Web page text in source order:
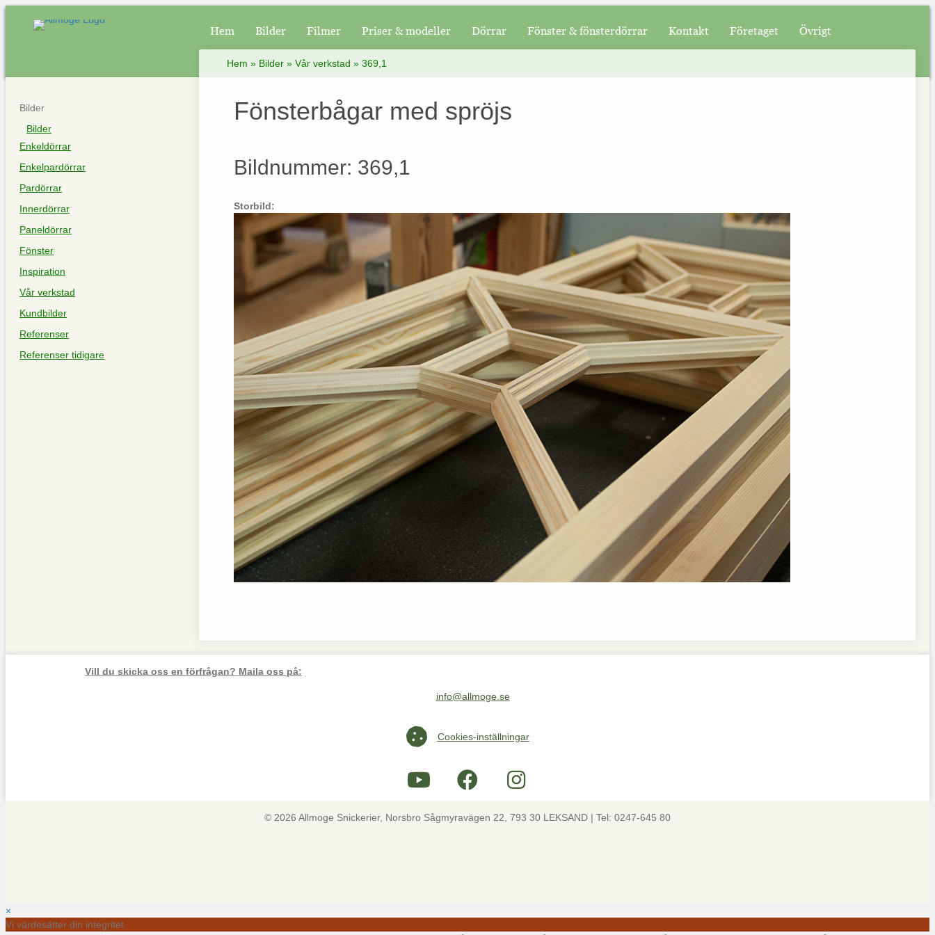
Hem Bilder Filmer Priser & modeller Dörrar Fönster & fönsterdörrar Kontakt Företaget Övrigt
Bilder
Bilder
Enkeldörrar
Enkelpardörrar
Pardörrar
Innerdörrar
Paneldörrar
Fönster
Inspiration
Vår verkstad
Kundbilder
Referenser
Referenser tidigare
Hem » Bilder» Vår verkstad » 369,1
Fönsterbågar med spröjs
Bildnummer: 369,1
Storbild:
Vill du skicka oss en förfrågan? Maila oss på:
Maila oss på info@allmoge.se
info@allmoge.se
Cookies-inställningar
Cookies-inställningar
© 2026 Allmoge Snickerier, Norsbro Sågmyravägen 22, 793 30 LEKSAND | Tel: 0247-645 80
×
Vi värdesätter din integritet